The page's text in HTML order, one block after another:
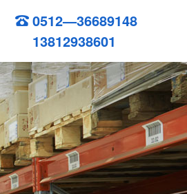
0512—36689148
13812938601